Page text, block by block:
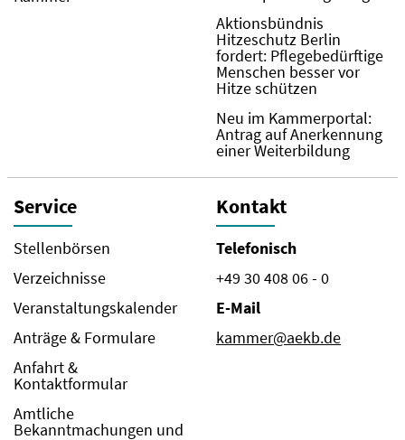
Aktionsbündnis
Hitzeschutz Berlin
fordert: Pflegebedürftige
Menschen besser vor
Hitze schützen
Neu im Kammerportal:
Antrag auf Anerkennung
einer Weiterbildung
Service
Stellenbörsen
Verzeichnisse
Veranstaltungskalender
Anträge & Formulare
Anfahrt &
Kontaktformular
Amtliche
Bekanntmachungen und
Kontakt
Telefonisch
+49 30 408 06 - 0
E-Mail
kammer@aekb.de